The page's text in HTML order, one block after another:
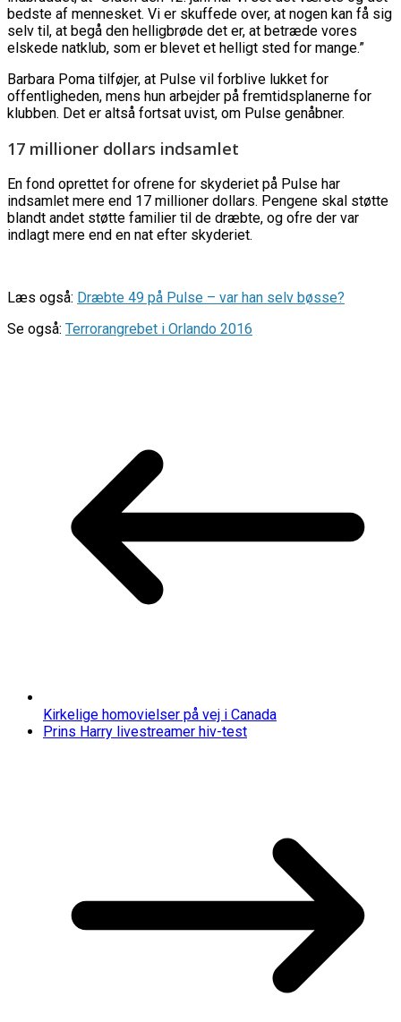
bedste af mennesket. Vi er skuffede over, at nogen kan få sig
selv til, at begå den helligbrøde det er, at betræde vores
elskede natklub, som er blevet et helligt sted for mange.”
Barbara Poma tilføjer, at Pulse vil forblive lukket for
offentligheden, mens hun arbejder på fremtidsplanerne for
klubben. Det er altså fortsat uvist, om Pulse genåbner.
17 millioner dollars indsamlet
En fond oprettet for ofrene for skyderiet på Pulse har
indsamlet mere end 17 millioner dollars. Pengene skal støtte
blandt andet støtte familier til de dræbte, og ofre der var
indlagt mere end en nat efter skyderiet.
Læs også: Dræbte 49 på Pulse – var han selv bøsse?
Se også: Terrorangrebet i Orlando 2016
Kirkelige homovielser på vej i Canada
Prins Harry livestreamer hiv-test